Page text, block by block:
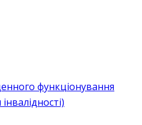
функціонування